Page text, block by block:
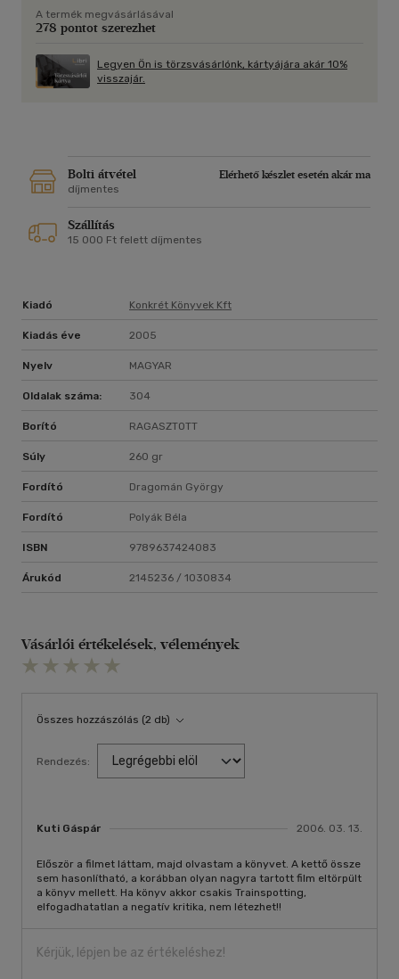
A termék megvásárlásával
278 pontot szerezhet
Legyen Ön is törzsvásárlónk, kártyájára akár 10%
visszajár.
Bolti átvétel
Elérhető készlet esetén akár ma
díjmentes
Szállítás
15 000 Ft felett díjmentes
Kiadó Konkrét Könyvek Kft
Kiadás éve 2005
Nyelv MAGYAR
Oldalak száma: 304
Borító RAGASZTOTT
Súly 260 gr
Fordító Dragomán György
Fordító Polyák Béla
ISBN 9789637424083
Árukód 2145236 / 1030834
Vásárlói értékelések, vélemények
Összes hozzászólás (2 db)
Rendezés:
Kuti Gáspár 2006. 03. 13.
Először a filmet láttam, majd olvastam a könyvet. A kettő össze
sem hasonlítható, a korábban olyan nagyra tartott film eltörpült
a könyv mellett. Ha könyv akkor csakis Trainspotting,
elfogadhatatlan a negatív kritika, nem létezhet!!
Kérjük, lépjen be az értékeléshez!